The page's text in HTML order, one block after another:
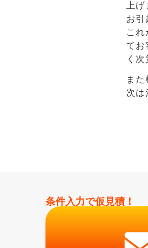
上げ
お引
こ
て
く次
ま
次は
条件入力で仮見積！